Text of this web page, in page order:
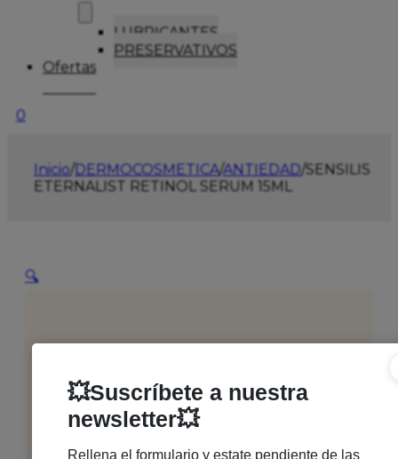
LUBRICANTES
PRESERVATIVOS
Ofertas
0
Inicio/DERMOCOSMETICA/ANTIEDAD/SENSILIS
ETERNALIST RETINOL SERUM 15ML
🔍